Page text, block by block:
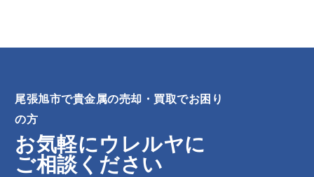
尾張旭市で貴金属の売却・買取でお困り
の方
お気軽にウレルヤに
ご相談ください